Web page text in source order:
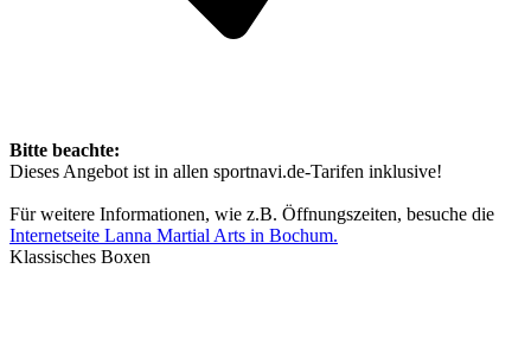
Bitte beachte:
Dieses Angebot ist in allen sportnavi.de-Tarifen inklusive!
Für weitere Informationen, wie z.B. Öffnungszeiten, besuche die
Internetseite Lanna Martial Arts in Bochum.
Klassisches Boxen